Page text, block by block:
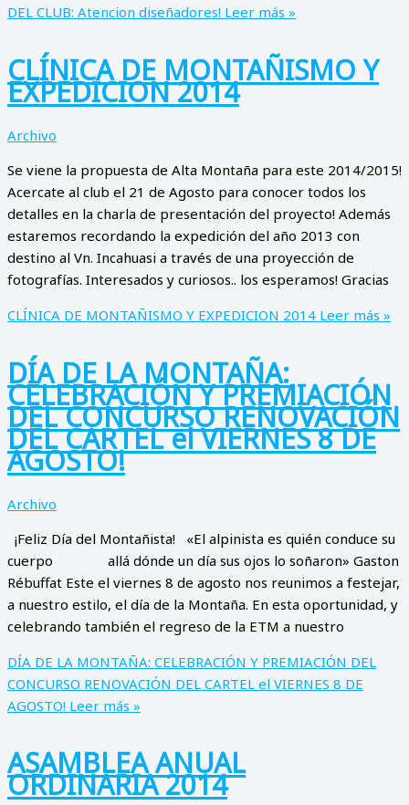
DEL CLUB: Atencion diseñadores! Leer más »
CLÍNICA DE MONTAÑISMO Y
EXPEDICION 2014
Archivo
Se viene la propuesta de Alta Montaña para este 2014/2015!
Acercate al club el 21 de Agosto para conocer todos los
detalles en la charla de presentación del proyecto! Además
estaremos recordando la expedición del año 2013 con
destino al Vn. Incahuasi a través de una proyección de
fotografías. Interesados y curiosos.. los esperamos! Gracias
CLÍNICA DE MONTAÑISMO Y EXPEDICION 2014 Leer más »
DÍA DE LA MONTAÑA:
CELEBRACIÓN Y PREMIACIÓN
DEL CONCURSO RENOVACIÓN
DEL CARTEL el VIERNES 8 DE
AGOSTO!
Archivo
¡Feliz Día del Montañista! «El alpinista es quién conduce su
cuerpo allá dónde un día sus ojos lo soñaron» Gaston
Rébuffat Este el viernes 8 de agosto nos reunimos a festejar,
a nuestro estilo, el día de la Montaña. En esta oportunidad, y
celebrando también el regreso de la ETM a nuestro
DÍA DE LA MONTAÑA: CELEBRACIÓN Y PREMIACIÓN DEL
CONCURSO RENOVACIÓN DEL CARTEL el VIERNES 8 DE
AGOSTO! Leer más »
ASAMBLEA ANUAL
ORDINARIA 2014